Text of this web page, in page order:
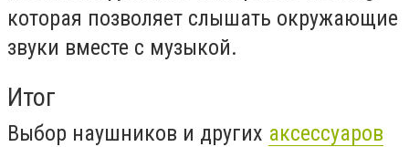
которая позволяет слышать окружающие
звуки вместе с музыкой.
Итог
Выбор наушников и других аксессуаров